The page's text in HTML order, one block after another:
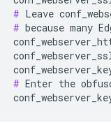
#
# because many
# Enter the